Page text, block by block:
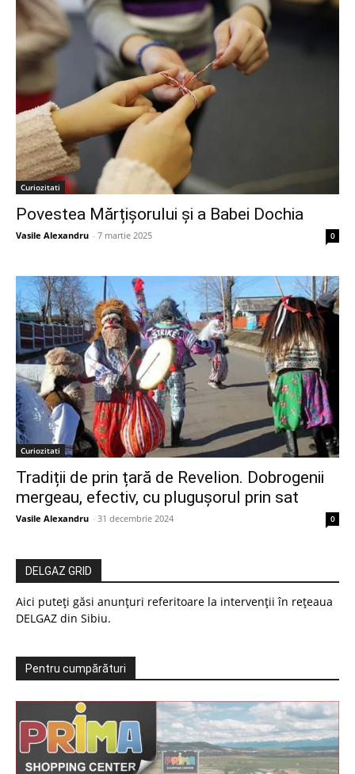
Curiozitati
Povestea Mărțișorului și a Babei Dochia
Vasile Alexandru - 7 martie 2025 0
Curiozitati
Tradiții de prin țară de Revelion. Dobrogenii
mergeau, efectiv, cu plugușorul prin sat
Vasile Alexandru - 31 decembrie 2024 0
DELGAZ GRID
Aici puteți găsi anunțuri referitoare la intervenții în rețeaua
DELGAZ din Sibiu.
Pentru cumpărături